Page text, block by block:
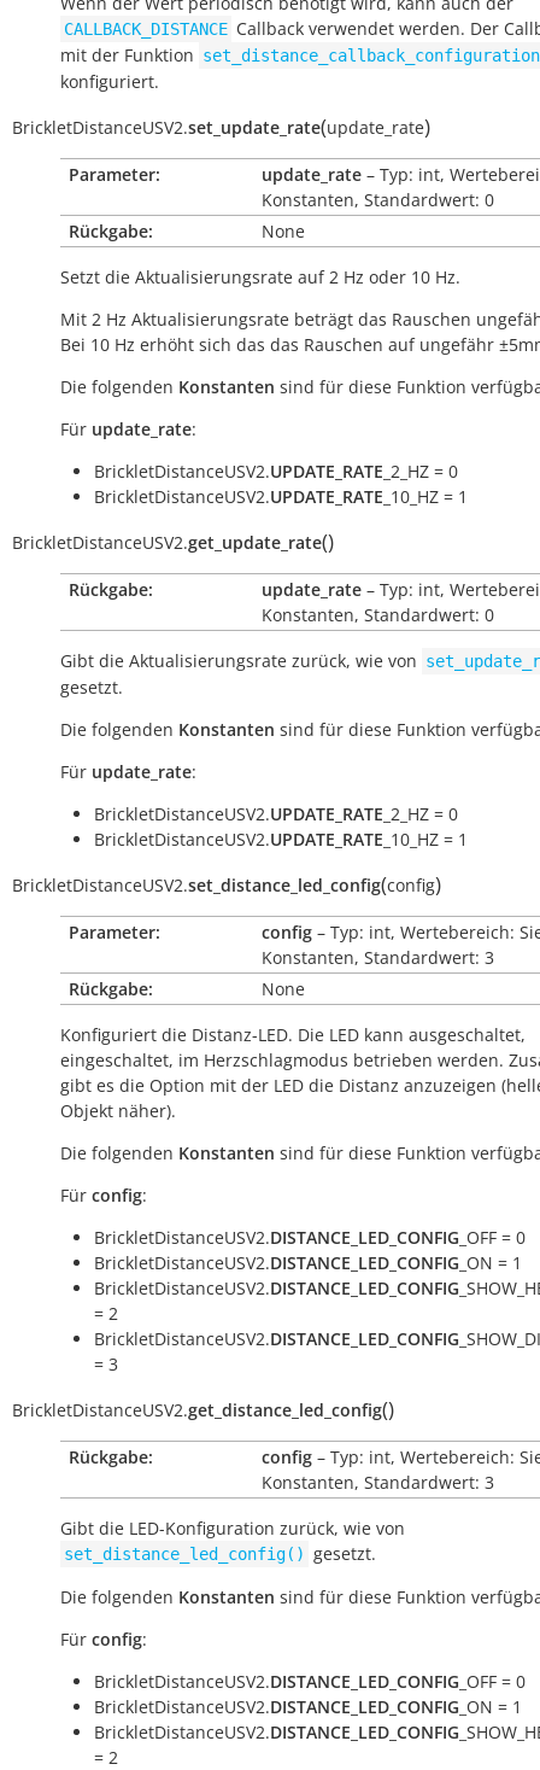
CALLBACK_DISTANCE Callback verwendet werden. Der
mit der Funktion
konfiguriert.
BrickletDistanceUSV2.set_update_rate(update_rate)
Parameter: update_rate – Typ: int,
Konstanten, Standardwert: 0
Rückgabe:
None
Setzt die Aktualisierungsrate auf 2 Hz oder 10 Hz.
Mit 2 Hz Aktualisierungsrate beträgt das Rauschen
Bei 10 Hz erhöht sich das das Rauschen auf ungefähr
Die folgenden Konstanten sind für diese Funktion
Für update_rate:
BrickletDistanceUSV2.UPDATE_RATE _2_HZ = 0
BrickletDistanceUSV2.UPDATE_RATE _10_HZ = 1
BrickletDistanceUSV2.get_update_rate()
Rückgabe: update_rate – Typ: int,
Konstanten, Standardwert: 0
Gibt die Aktualisierungsrate zurück, wie von
gesetzt.
Die folgenden Konstanten sind für diese Funktion
Für update_rate:
BrickletDistanceUSV2.UPDATE_RATE _2_HZ = 0
BrickletDistanceUSV2.UPDATE_RATE _10_HZ = 1
BrickletDistanceUSV2.set_distance_led_config(config)
Parameter: config – Typ: int, Wertebereich:
Konstanten, Standardwert: 3
Rückgabe:
None
Konfiguriert die Distanz-LED. Die LED kann ausgeschaltet,
eingeschaltet, im Herzschlagmodus betrieben werden.
gibt es die Option mit der LED die Distanz anzuzeigen
Objekt näher).
Die folgenden Konstanten sind für diese Funktion
Für config:
BrickletDistanceUSV2.DISTANCE_LED_CONFIG _OFF = 0
BrickletDistanceUSV2.DISTANCE_LED_CONFIG _ON = 1
BrickletDistanceUSV2.DISTANCE_LED_CONFIG
= 2
BrickletDistanceUSV2.DISTANCE_LED_CONFIG
= 3
BrickletDistanceUSV2.get_distance_led_config()
Rückgabe: config – Typ: int, Wertebereich:
Konstanten, Standardwert: 3
Gibt die LED-Konfiguration zurück, wie von
set_distance_led_config() gesetzt.
Die folgenden Konstanten sind für diese Funktion
Für config:
BrickletDistanceUSV2.DISTANCE_LED_CONFIG _OFF = 0
BrickletDistanceUSV2.DISTANCE_LED_CONFIG _ON = 1
BrickletDistanceUSV2.DISTANCE_LED_CONFIG
= 2